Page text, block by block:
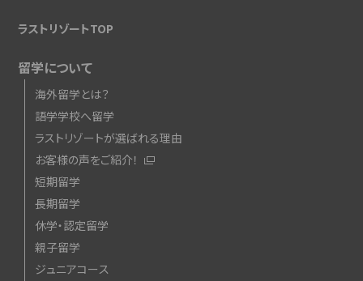
ラストリゾートTOP
留学について
海外留学とは？
語学学校へ留学
ラストリゾートが選ばれる理由
お客様の声をご紹介！
短期留学
長期留学
休学・認定留学
親子留学
ジュニアコース